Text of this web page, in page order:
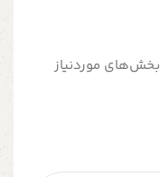
بخش‌های موردنیاز